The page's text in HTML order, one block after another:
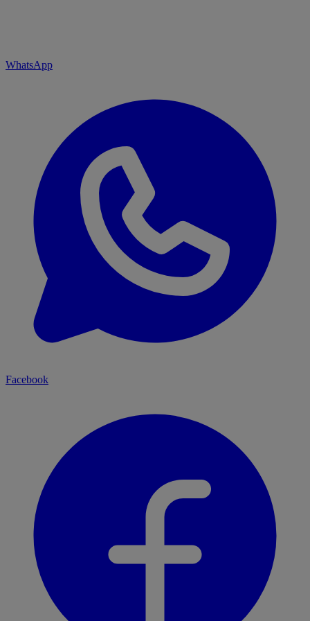
WhatsApp
Facebook